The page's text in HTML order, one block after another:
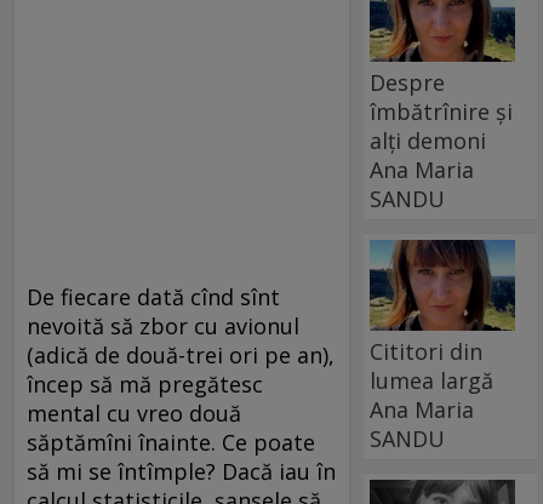
De fiecare dată cînd sînt
nevoită să zbor cu avionul
(adică de două-trei ori pe an),
încep să mă pregătesc
mental cu vreo două
săptămîni înainte. Ce poate
să mi se întîmple? Dacă iau în
Despre
îmbătrînire și
alți demoni
Ana Maria
SANDU
Cititori din
lumea largă
Ana Maria
SANDU